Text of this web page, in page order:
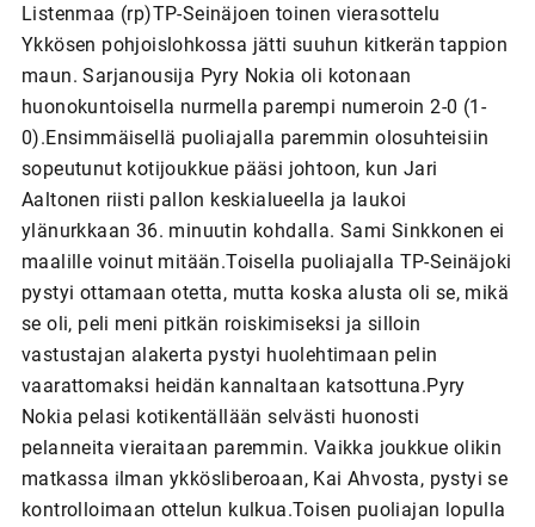
Listenmaa (rp)TP-Seinäjoen toinen vierasottelu
Ykkösen pohjoislohkossa jätti suuhun kitkerän tappion
maun. Sarjanousija Pyry Nokia oli kotonaan
huonokuntoisella nurmella parempi numeroin 2-0 (1-
0).Ensimmäisellä puoliajalla paremmin olosuhteisiin
sopeutunut kotijoukkue pääsi johtoon, kun Jari
Aaltonen riisti pallon keskialueella ja laukoi
ylänurkkaan 36. minuutin kohdalla. Sami Sinkkonen ei
maalille voinut mitään.Toisella puoliajalla TP-Seinäjoki
pystyi ottamaan otetta, mutta koska alusta oli se, mikä
se oli, peli meni pitkän roiskimiseksi ja silloin
vastustajan alakerta pystyi huolehtimaan pelin
vaarattomaksi heidän kannaltaan katsottuna.Pyry
Nokia pelasi kotikentällään selvästi huonosti
pelanneita vieraitaan paremmin. Vaikka joukkue olikin
matkassa ilman ykkösliberoaan, Kai Ahvosta, pystyi se
kontrolloimaan ottelun kulkua.Toisen puoliajan lopulla